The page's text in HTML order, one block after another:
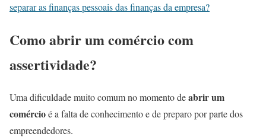
separar as finanças pessoais das finanças da empresa?
Como abrir um comércio com
assertividade?
Uma dificuldade muito comum no momento deabrir um
comércioé a falta de conhecimento e de preparo por parte dos
empreendedores.